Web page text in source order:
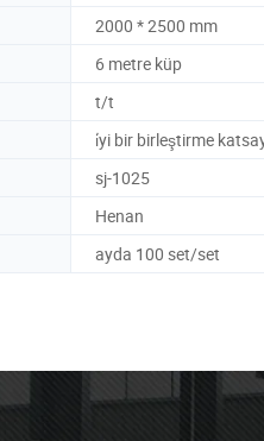
2000 * 2500 mm
6 metre küp
t/t
i̇yi bir birleştirme
sj-1025
Henan
ayda 100 set/set